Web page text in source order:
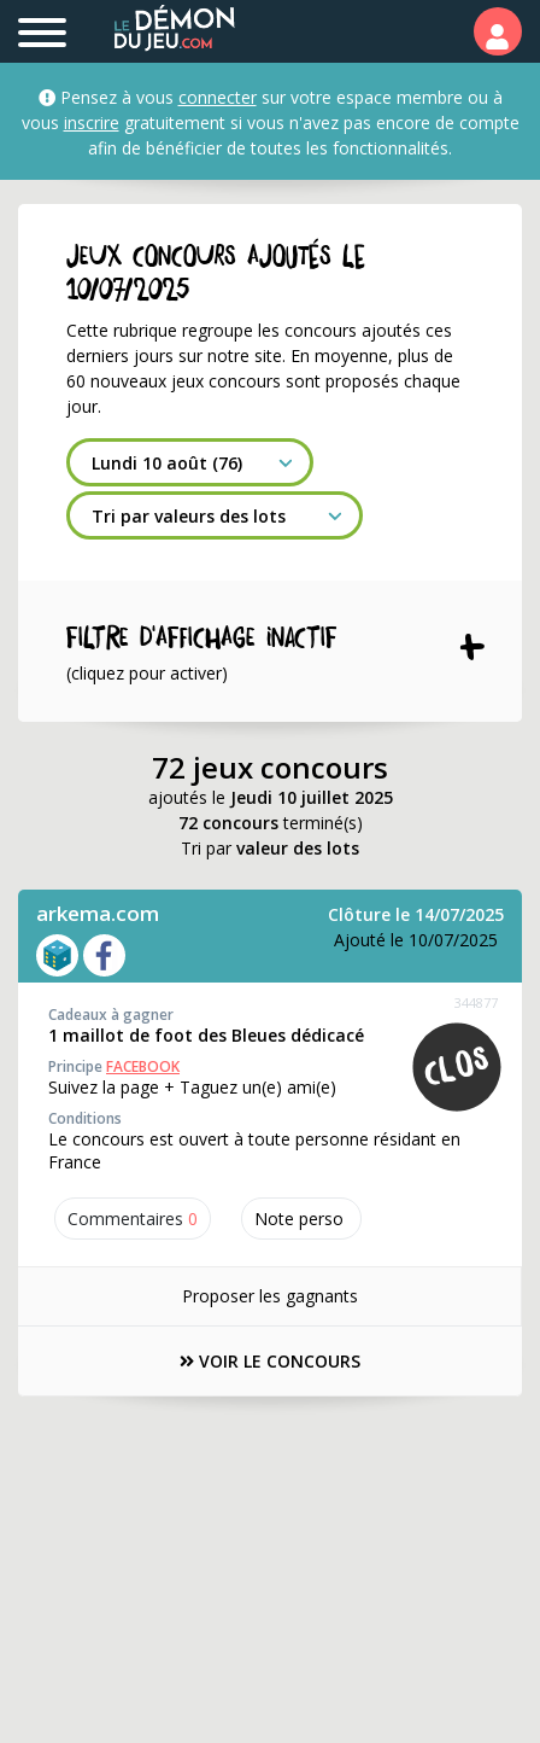
Nouveaux jeux
Pensez à vous connectersur votre espace membre ou à
vous inscrire gratuitement si vous n'avez pas encore de compte
afin de bénéficier de toutes les fonctionnalités.
Jeux concours ajoutés le
10/07/2025
Cette rubrique regroupe les concours ajoutés ces
derniers jours sur notre site. En moyenne, plus de
60 nouveaux jeux concours sont proposés chaque
jour.
Filtre d'affichage INACTIF
(cliquez pour activer)
72 jeux concours
ajoutés le Jeudi 10 juillet 2025
72 concoursterminé(s)
Tri par valeur des lots
arkema.com
Clôture le 14/07/2025
Ajouté le 10/07/2025
Commentaires 0 Note perso
344877
Cadeaux à gagner
1 maillot de foot des Bleues dédicacé
PrincipeFACEBOOK
Suivez la page + Taguez un(e) ami(e)
Conditions
Le concours est ouvert à toute personne résidant en
France
Proposer les gagnants
VOIR LE CONCOURS